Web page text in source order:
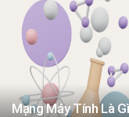
Mạng Máy Tính Là